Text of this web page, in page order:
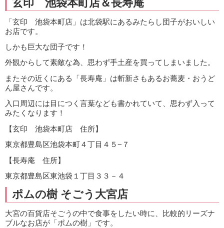
玄印 池袋本町店＆長寿庵
「玄印 池袋本町店」は北袋駅にあるみたらし団子がおいしい
お店です。
しかも巨大な団子です！
外観からして素敵な為、思わず手土産を買ってしまいました。
またその近くにある「長寿庵」は斬新さもあるお蕎麦・おうど
ん屋さんです。
入口周辺には目につく言葉なども書かれていて、思わず入って
みたくなります！
【玄印 池袋本町店 住所】
東京都豊島区池袋本町４丁目４５−７
【長寿庵 住所】
東京都豊島区東池袋１丁目３３－４
ポムの樹 そごう大宮店
大宮の百貨店そごうの中で食事をしたい時に、比較的リーズナ
ブルなお店が「ポムの樹」です。